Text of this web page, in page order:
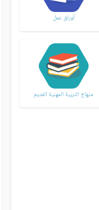
أوراق عمل
منهاج التربية المهنية القديم